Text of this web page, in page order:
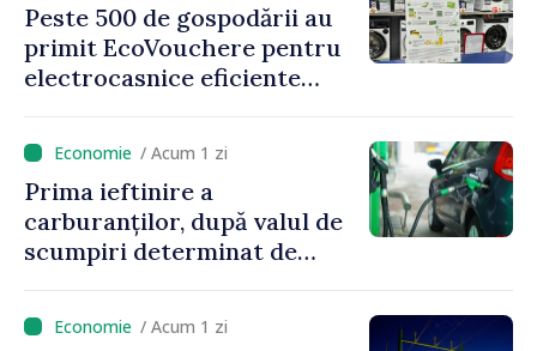
Peste 500 de gospodării au
primit EcoVouchere pentru
electrocasnice eficiente
/ Acum 1 zi
Prima ieftinire a
carburanților, după valul de
scumpiri determinat de
anunță prețuri mai mici la
benzină și motorină
/ Acum 1 zi